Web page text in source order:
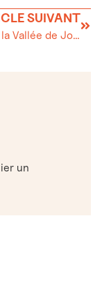
SUIVANT
La nLPD et la Vallée de Joux : Une ère de conformité numérique et de défis pour les PME
un